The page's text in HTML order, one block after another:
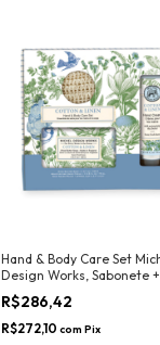
Hand & Body Care Set
Design Works, Sabonete
+ Bucha - Cotton & Linen
R$286,42
R$272,10 com Pix